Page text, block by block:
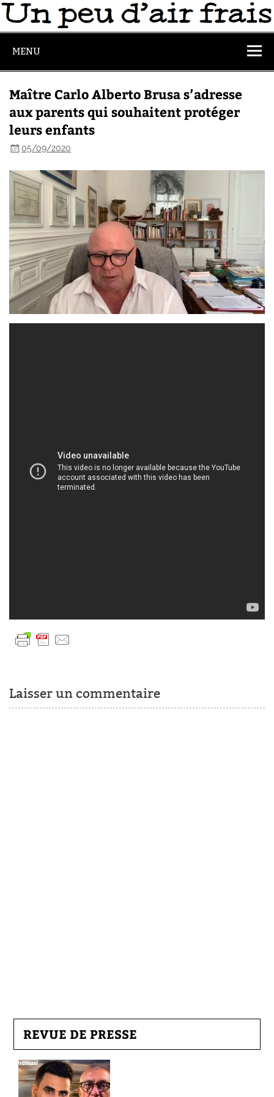
MENU
Maître Carlo Alberto Brusa s’adresse
aux parents qui souhaitent protéger
leurs enfants
05/09/2020
Laisser un commentaire
REVUE DE PRESSE